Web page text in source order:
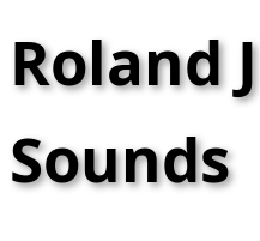
Roland
Sounds